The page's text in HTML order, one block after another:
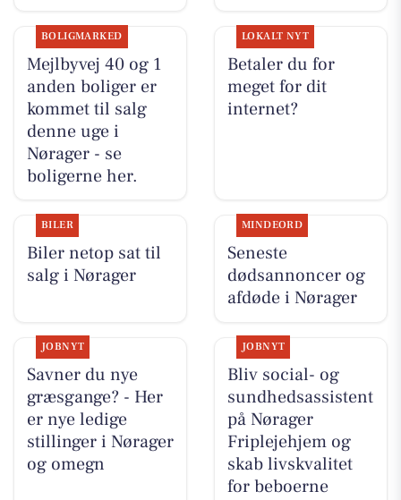
BOLIGMARKED
Mejlbyvej 40 og 1
anden boliger er
kommet til salg
denne uge i
Nørager - se
boligerne her.
LOKALT NYT
Betaler du for
meget for dit
internet?
BILER
Biler netop sat til
salg i Nørager
MINDEORD
Seneste
dødsannoncer og
afdøde i Nørager
JOBNYT
Savner du nye
græsgange? - Her
er nye ledige
stillinger i Nørager
og omegn
JOBNYT
Bliv social- og
sundhedsassistent
på Nørager
Friplejehjem og
skab livskvalitet
for beboerne